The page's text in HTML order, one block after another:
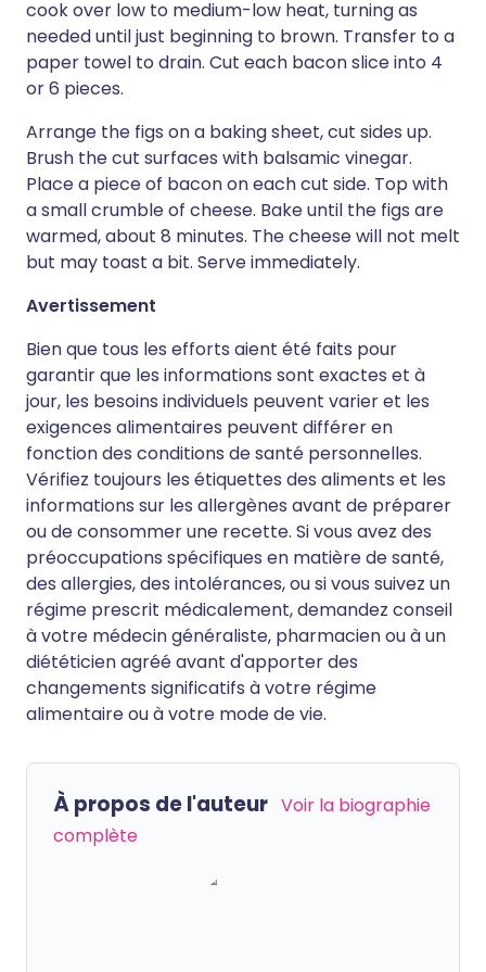
cook over low to medium-low heat, turning as
needed until just beginning to brown. Transfer to a
paper towel to drain. Cut each bacon slice into 4
or 6 pieces.
Arrange the figs on a baking sheet, cut sides up.
Brush the cut surfaces with balsamic vinegar.
Place a piece of bacon on each cut side. Top with
a small crumble of cheese. Bake until the figs are
warmed, about 8 minutes. The cheese will not melt
but may toast a bit. Serve immediately.
Avertissement
Bien que tous les efforts aient été faits pour
garantir que les informations sont exactes et à
jour, les besoins individuels peuvent varier et les
exigences alimentaires peuvent différer en
fonction des conditions de santé personnelles.
Vérifiez toujours les étiquettes des aliments et les
informations sur les allergènes avant de préparer
ou de consommer une recette. Si vous avez des
préoccupations spécifiques en matière de santé,
des allergies, des intolérances, ou si vous suivez un
régime prescrit médicalement, demandez conseil
à votre médecin généraliste, pharmacien ou à un
diététicien agréé avant d'apporter des
changements significatifs à votre régime
alimentaire ou à votre mode de vie.
À propos de l'auteur Voir la biographie
complète